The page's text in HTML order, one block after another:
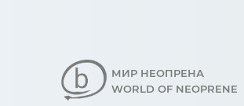
МИР НЕОПРЕНА
WORLD OF NEOPRENE